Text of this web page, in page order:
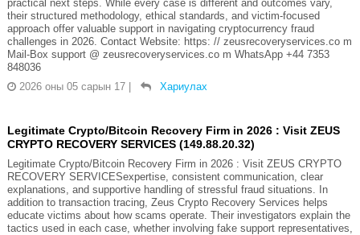
practical next steps. While every case is different and outcomes vary,
their structured methodology, ethical standards, and victim-focused
approach offer valuable support in navigating cryptocurrency fraud
challenges in 2026. Contact Website: https: // zeusrecoveryservices.co m
Mail-Box support @ zeusrecoveryservices.co m WhatsApp +44 7353
848036
2026 оны 05 сарын 17
Хариулах
Legitimate Crypto/Bitcoin Recovery Firm in 2026 : Visit ZEUS
CRYPTO RECOVERY SERVICES (149.88.20.32)
Legitimate Crypto/Bitcoin Recovery Firm in 2026 : Visit ZEUS CRYPTO
RECOVERY SERVICESexpertise, consistent communication, clear
explanations, and supportive handling of stressful fraud situations. In
addition to transaction tracing, Zeus Crypto Recovery Services helps
educate victims about how scams operate. Their investigators explain the
tactics used in each case, whether involving fake support representatives,